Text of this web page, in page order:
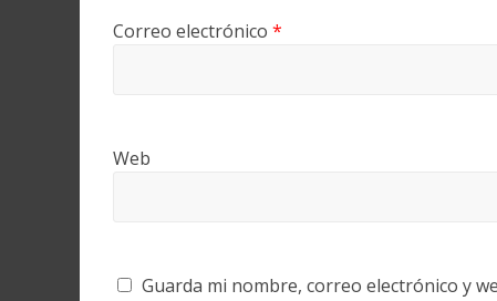
Correo electrónico *
Web
Guarda mi nombre, correo electrónico y